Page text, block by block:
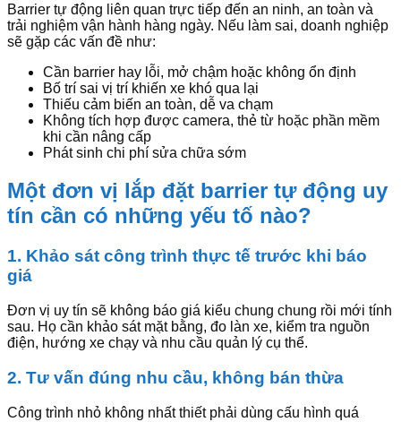
Barrier tự động liên quan trực tiếp đến an ninh, an toàn và
trải nghiệm vận hành hàng ngày. Nếu làm sai, doanh nghiệp
sẽ gặp các vấn đề như:
Cần barrier hay lỗi, mở chậm hoặc không ổn định
Bố trí sai vị trí khiến xe khó qua lại
Thiếu cảm biến an toàn, dễ va chạm
Không tích hợp được camera, thẻ từ hoặc phần mềm
khi cần nâng cấp
Phát sinh chi phí sửa chữa sớm
Một đơn vị lắp đặt barrier tự động uy
tín cần có những yếu tố nào?
1. Khảo sát công trình thực tế trước khi báo
giá
Đơn vị uy tín sẽ không báo giá kiểu chung chung rồi mới tính
sau. Họ cần khảo sát mặt bằng, đo làn xe, kiểm tra nguồn
điện, hướng xe chạy và nhu cầu quản lý cụ thể.
2. Tư vấn đúng nhu cầu, không bán thừa
Công trình nhỏ không nhất thiết phải dùng cấu hình quá